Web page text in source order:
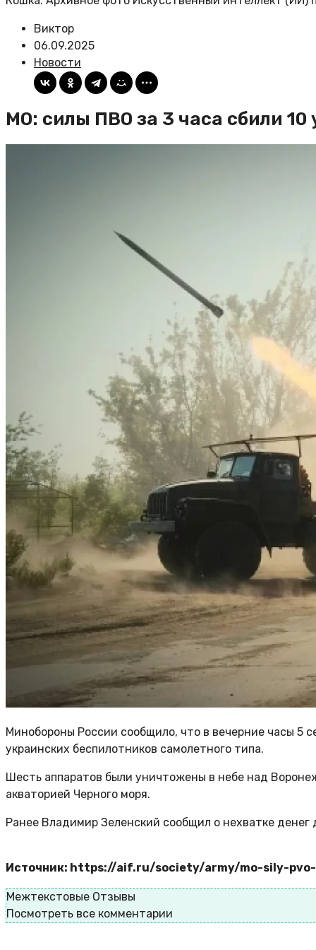
Виктор
06.09.2025
Новости
МО: силы ПВО за 3 часа сбили
Минобороны России сообщило, что в вечерние часы 5
украинских беспилотников самолетного типа.
Шесть аппаратов были уничтожены в небе над
акваторией Черного моря.
Ранее Владимир Зеленский сообщил о нехватке
Источник: https://aif.ru/society/army/mo-sily-
Межтекстовые Отзывы
Посмотреть все комментарии